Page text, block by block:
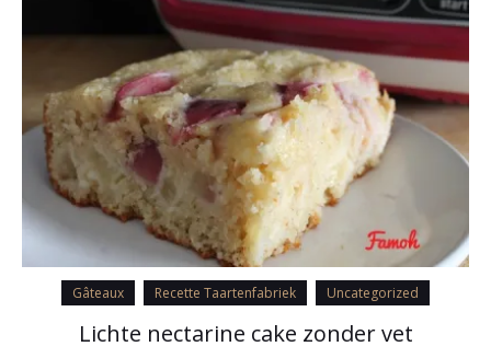
Gâteaux Recette Taartenfabriek Uncategorized
Lichte nectarine cake zonder vet